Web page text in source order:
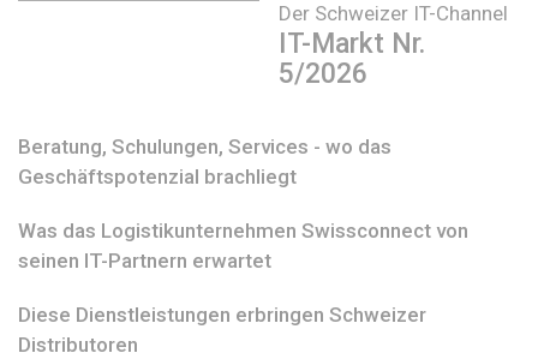
Der Schweizer IT-Channel
IT-Markt Nr.
5/2026
Beratung, Schulungen, Services - wo das
Geschäftspotenzial brachliegt
Was das Logistikunternehmen Swissconnect von
seinen IT-Partnern erwartet
Diese Dienstleistungen erbringen Schweizer
Distributoren